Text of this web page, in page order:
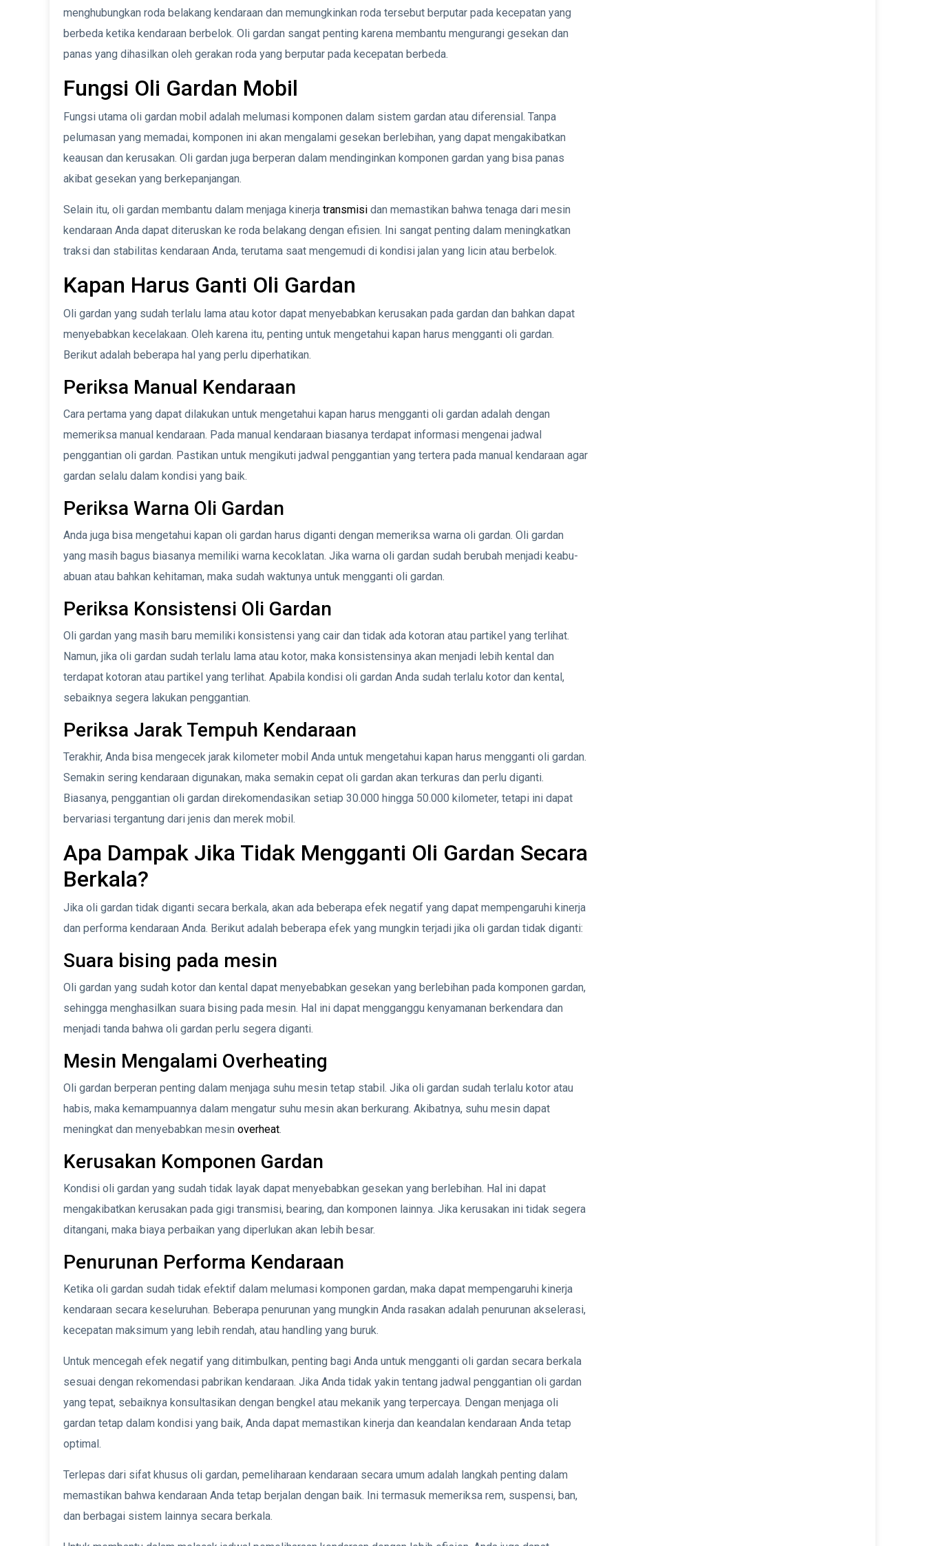
menghubungkan roda belakang kendaraan dan memungkinkan roda tersebut berputar pada kecepatan yang
berbeda ketika kendaraan berbelok. Oli gardan sangat penting karena membantu mengurangi gesekan dan
panas yang dihasilkan oleh gerakan roda yang berputar pada kecepatan berbeda.
Fungsi Oli Gardan Mobil
Fungsi utama oli gardan mobil adalah melumasi komponen dalam sistem gardan atau diferensial. Tanpa
pelumasan yang memadai, komponen ini akan mengalami gesekan berlebihan, yang dapat mengakibatkan
keausan dan kerusakan. Oli gardan juga berperan dalam mendinginkan komponen gardan yang bisa panas
akibat gesekan yang berkepanjangan.
Selain itu, oli gardan membantu dalam menjaga kinerja transmisi dan memastikan bahwa tenaga dari mesin
kendaraan Anda dapat diteruskan ke roda belakang dengan efisien. Ini sangat penting dalam meningkatkan
traksi dan stabilitas kendaraan Anda, terutama saat mengemudi di kondisi jalan yang licin atau berbelok.
Kapan Harus Ganti Oli Gardan
Oli gardan yang sudah terlalu lama atau kotor dapat menyebabkan kerusakan pada gardan dan bahkan dapat
menyebabkan kecelakaan. Oleh karena itu, penting untuk mengetahui kapan harus mengganti oli gardan.
Berikut adalah beberapa hal yang perlu diperhatikan.
Periksa Manual Kendaraan
Cara pertama yang dapat dilakukan untuk mengetahui kapan harus mengganti oli gardan adalah dengan
memeriksa manual kendaraan. Pada manual kendaraan biasanya terdapat informasi mengenai jadwal
penggantian oli gardan. Pastikan untuk mengikuti jadwal penggantian yang tertera pada manual kendaraan agar
gardan selalu dalam kondisi yang baik.
Periksa Warna Oli Gardan
Anda juga bisa mengetahui kapan oli gardan harus diganti dengan memeriksa warna oli gardan. Oli gardan
yang masih bagus biasanya memiliki warna kecoklatan. Jika warna oli gardan sudah berubah menjadi keabu-
abuan atau bahkan kehitaman, maka sudah waktunya untuk mengganti oli gardan.
Periksa Konsistensi Oli Gardan
Oli gardan yang masih baru memiliki konsistensi yang cair dan tidak ada kotoran atau partikel yang terlihat.
Namun, jika oli gardan sudah terlalu lama atau kotor, maka konsistensinya akan menjadi lebih kental dan
terdapat kotoran atau partikel yang terlihat. Apabila kondisi oli gardan Anda sudah terlalu kotor dan kental,
sebaiknya segera lakukan penggantian.
Periksa Jarak Tempuh Kendaraan
Terakhir, Anda bisa mengecek jarak kilometer mobil Anda untuk mengetahui kapan harus mengganti oli gardan.
Semakin sering kendaraan digunakan, maka semakin cepat oli gardan akan terkuras dan perlu diganti.
Biasanya, penggantian oli gardan direkomendasikan setiap 30.000 hingga 50.000 kilometer, tetapi ini dapat
bervariasi tergantung dari jenis dan merek mobil.
Apa Dampak Jika Tidak Mengganti Oli Gardan Secara
Berkala?
Jika oli gardan tidak diganti secara berkala, akan ada beberapa efek negatif yang dapat mempengaruhi kinerja
dan performa kendaraan Anda. Berikut adalah beberapa efek yang mungkin terjadi jika oli gardan tidak diganti:
Suara bising pada mesin
Oli gardan yang sudah kotor dan kental dapat menyebabkan gesekan yang berlebihan pada komponen gardan,
sehingga menghasilkan suara bising pada mesin. Hal ini dapat mengganggu kenyamanan berkendara dan
menjadi tanda bahwa oli gardan perlu segera diganti.
Mesin Mengalami Overheating
Oli gardan berperan penting dalam menjaga suhu mesin tetap stabil. Jika oli gardan sudah terlalu kotor atau
habis, maka kemampuannya dalam mengatur suhu mesin akan berkurang. Akibatnya, suhu mesin dapat
meningkat dan menyebabkan mesin overheat.
Kerusakan Komponen Gardan
Kondisi oli gardan yang sudah tidak layak dapat menyebabkan gesekan yang berlebihan. Hal ini dapat
mengakibatkan kerusakan pada gigi transmisi, bearing, dan komponen lainnya. Jika kerusakan ini tidak segera
ditangani, maka biaya perbaikan yang diperlukan akan lebih besar.
Penurunan Performa Kendaraan
Ketika oli gardan sudah tidak efektif dalam melumasi komponen gardan, maka dapat mempengaruhi kinerja
kendaraan secara keseluruhan. Beberapa penurunan yang mungkin Anda rasakan adalah penurunan akselerasi,
kecepatan maksimum yang lebih rendah, atau handling yang buruk.
Untuk mencegah efek negatif yang ditimbulkan, penting bagi Anda untuk mengganti oli gardan secara berkala
sesuai dengan rekomendasi pabrikan kendaraan. Jika Anda tidak yakin tentang jadwal penggantian oli gardan
yang tepat, sebaiknya konsultasikan dengan bengkel atau mekanik yang terpercaya. Dengan menjaga oli
gardan tetap dalam kondisi yang baik, Anda dapat memastikan kinerja dan keandalan kendaraan Anda tetap
optimal.
Terlepas dari sifat khusus oli gardan, pemeliharaan kendaraan secara umum adalah langkah penting dalam
memastikan bahwa kendaraan Anda tetap berjalan dengan baik. Ini termasuk memeriksa rem, suspensi, ban,
dan berbagai sistem lainnya secara berkala.